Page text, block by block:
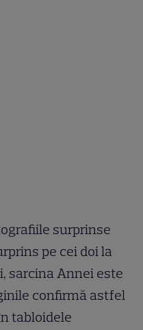
surprinse
pe cei doi la
sarcina Annei este
confirmă astfel
tabloidele